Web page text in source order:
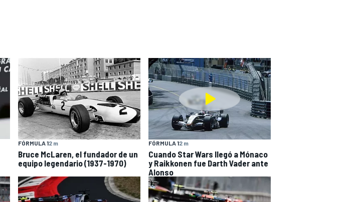
FÓRMULA 12 m
Bruce McLaren, el fundador de un
equipo legendario (1937-1970)
FÓRMULA 12 m
Cuando Star Wars llegó a Mónaco
y Raikkonen fue Darth Vader ante
Alonso